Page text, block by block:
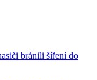
bránili šíření do